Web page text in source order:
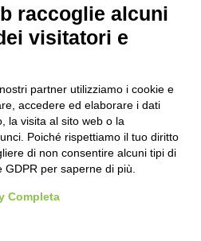
dello stato di calamità
dalla Regione 1,5 milioni
ampliare gli orari dei servizi
di tariffa
Sole del 12 agosto: potenziati i
verso la collina
raccoglie alcuni
visitatori e
partner utilizziamo i cookie e
accedere ed elaborare i dati
la visita al sito web o la
Poiché rispettiamo il tuo diritto
di non consentire alcuni tipi di
per saperne di più.
Completa